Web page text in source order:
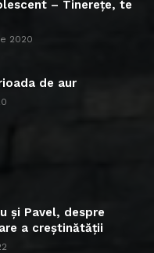
– Tinerețe, te
2020
de aur
și Pavel, despre
a creștinătății